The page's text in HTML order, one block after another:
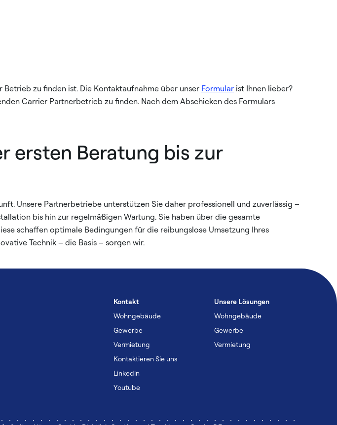
zu finden ist. Die Kontaktaufnahme über unser Formular ist Ihnen lieber?
Carrier Partnerbetrieb zu finden. Nach dem Abschicken des Formulars
ersten Beratung bis zur
Unsere Partnerbetriebe unterstützen Sie daher professionell und zuverlässig –
bis hin zur regelmäßigen Wartung. Sie haben über die gesamte
schaffen optimale Bedingungen für die reibungslose Umsetzung Ihres
Technik – die Basis – sorgen wir.
Kontakt
Wohngebäude
Gewerbe
Vermietung
Kontaktieren Sie uns
Linkedln
Youtube
Unsere Lösungen
Wohngebäude
Gewerbe
Vermietung